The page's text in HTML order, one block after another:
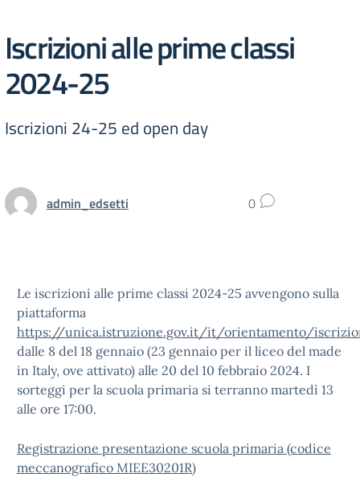
Iscrizioni alle prime classi
2024-25
Iscrizioni 24-25 ed open day
admin_edsetti 0
Le iscrizioni alle prime classi 2024-25 avvengono sulla
piattaforma
https://unica.istruzione.gov.it/it/orientamento/
dalle 8 del 18 gennaio (23 gennaio per il liceo del made
in Italy, ove attivato) alle 20 del 10 febbraio 2024. I
sorteggi per la scuola primaria si terranno martedì 13
alle ore 17:00.
Registrazione presentazione scuola primaria (codice
meccanografico MIEE30201R)